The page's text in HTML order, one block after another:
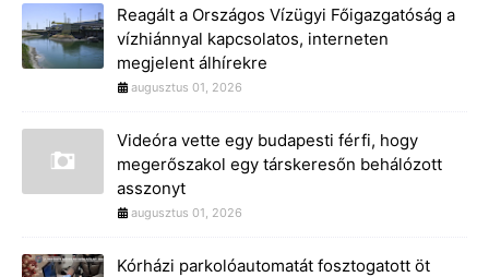
Reagált a Országos Vízügyi Főigazgatóság a
vízhiánnyal kapcsolatos, interneten
megjelent álhírekre
augusztus 01, 2026
Videóra vette egy budapesti férfi, hogy
megerőszakol egy társkeresőn behálózott
asszonyt
augusztus 01, 2026
Kórházi parkolóautomatát fosztogatott öt